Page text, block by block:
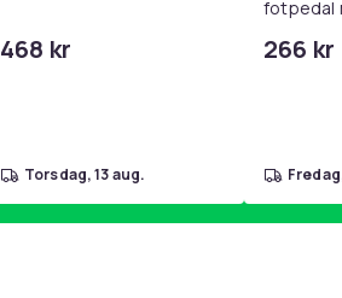
468 kr
torsdag, 13 aug.
fotpedal
yoga og
266 kr